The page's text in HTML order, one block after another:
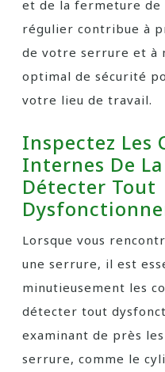
et de la fermeture
régulier contribue à
de votre serrure et à
optimal de sécurité
votre lieu de travail.
Inspectez Les
Internes De
Détecter Tout
Lorsque vous
une serrure, il est
minutieusement les
détecter tout
examinant de près
serrure, comme le